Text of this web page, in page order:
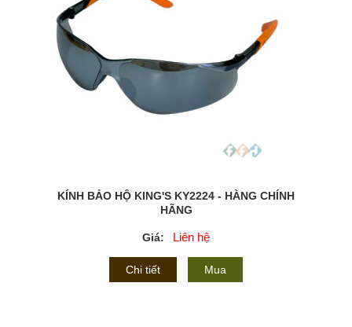
KÍNH BẢO HỘ KING'S KY2224 - HÀNG CHÍNH
HÃNG
Giá: Liên hệ
Chi tiết Mua